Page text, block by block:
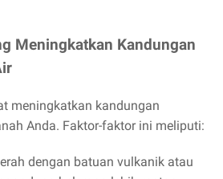
Meningkatkan Kandungan
meningkatkan kandungan
Anda. Faktor-faktor ini meliputi:
dengan batuan vulkanik atau